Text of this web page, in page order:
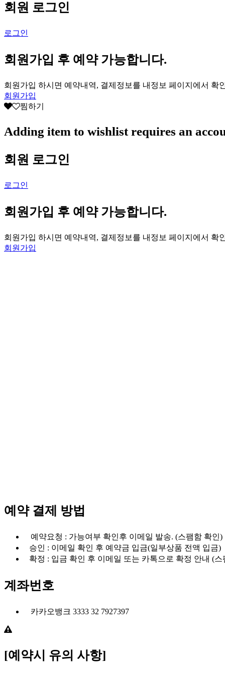
회원 로그인
로그인
회원가입 후 예약 가능합니다.
회원가입 하시면 예약내역, 결제정보를 내정보 페이지에서 확
회원가입
찜하기
Adding item to wishlist requires an
회원 로그인
로그인
회원가입 후 예약 가능합니다.
회원가입 하시면 예약내역, 결제정보를 내정보 페이지에서 확
회원가입
예약 결제 방법
예약요청 : 가능여부 확인후 이메일 발송. (스팸함 확인)
승인 : 이메일 확인 후 예약금 입금(일부상품 전액 입금)
확정 : 입금 확인 후 이메일 또는 카톡으로 확정 안내 (스
계좌번호
카카오뱅크 3333 32 7927397
[예약시 유의 사항]